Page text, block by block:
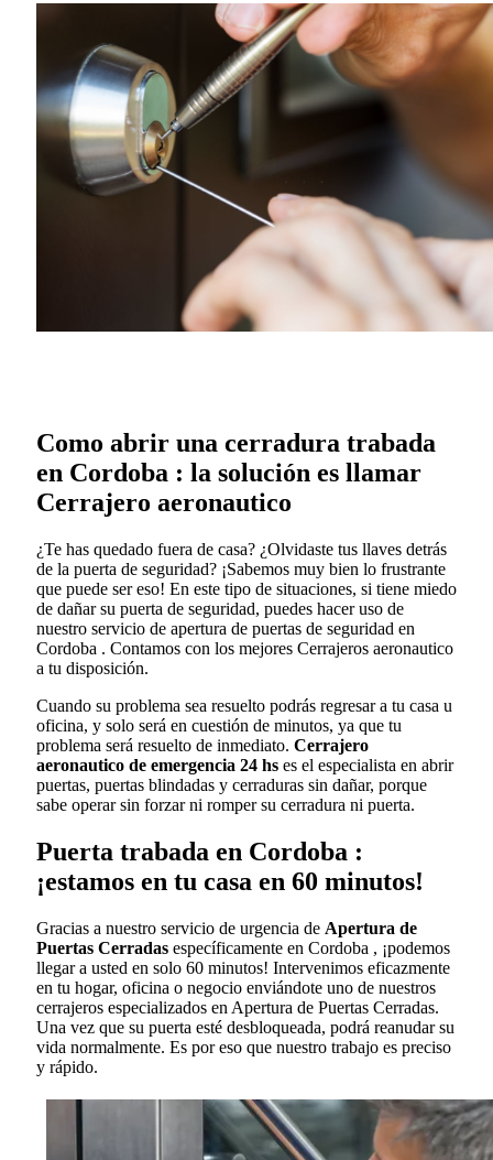
Como abrir una cerradura trabada
en Cordoba : la solución es llamar
Cerrajero aeronautico
¿Te has quedado fuera de casa? ¿Olvidaste tus llaves detrás
de la puerta de seguridad? ¡Sabemos muy bien lo frustrante
que puede ser eso! En este tipo de situaciones, si tiene miedo
de dañar su puerta de seguridad, puedes hacer uso de
nuestro servicio de apertura de puertas de seguridad en
Cordoba . Contamos con los mejores Cerrajeros aeronautico
a tu disposición.
Cuando su problema sea resuelto podrás regresar a tu casa u
oficina, y solo será en cuestión de minutos, ya que tu
problema será resuelto de inmediato. Cerrajero
aeronautico de emergencia 24 hs es el especialista en abrir
puertas, puertas blindadas y cerraduras sin dañar, porque
sabe operar sin forzar ni romper su cerradura ni puerta.
Puerta trabada en Cordoba :
¡estamos en tu casa en 60 minutos!
Gracias a nuestro servicio de urgencia de Apertura de
Puertas Cerradas específicamente en Cordoba , ¡podemos
llegar a usted en solo 60 minutos! Intervenimos eficazmente
en tu hogar, oficina o negocio enviándote uno de nuestros
cerrajeros especializados en Apertura de Puertas Cerradas.
Una vez que su puerta esté desbloqueada, podrá reanudar su
vida normalmente. Es por eso que nuestro trabajo es preciso
y rápido.